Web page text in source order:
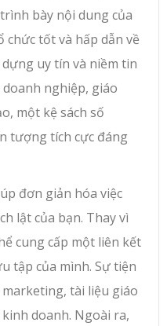
bày nội dung của
tốt và hấp dẫn về
uy tín và niềm tin
nghiệp, giáo
một kệ sách số
tượng tích cực đáng
đơn giản hóa việc
lật của bạn. Thay vì
cung cấp một liên kết
tập của mình. Sự tiện
tài liệu giáo
doanh. Ngoài ra,